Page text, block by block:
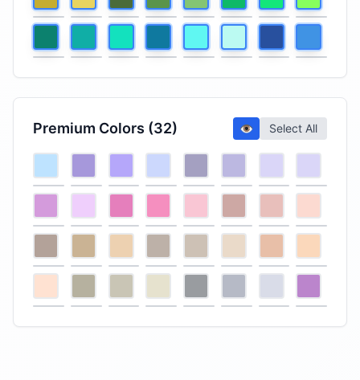
Premium Colors (32) 👁️ Select All